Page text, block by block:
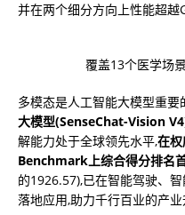
并在两个细分方向上性能超越
覆盖13个医学场
多模态是人工智能大模型重要
大模型(SenseChat-Vision V4
解能力处于全球领先水平,在
Benchmark上综合得分排名
的1926.57),已在智能驾驶、
落地应用,助力千行百业的产业